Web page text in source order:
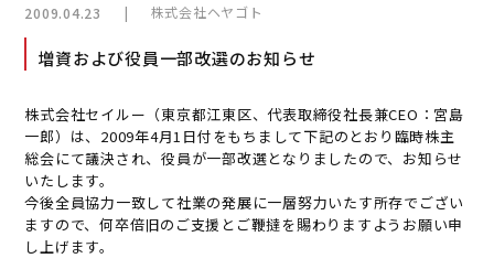
2009.04.23 | 株式会社ヘヤゴト
増資および役員一部改選のお知らせ
株式会社セイルー（東京都江東区、代表取締役社長兼CEO：宮島
一郎）は、2009年4月1日付をもちまして下記のとおり臨時株主
総会にて議決され、役員が一部改選となりましたので、お知らせ
いたします。
今後全員協力一致して社業の発展に一層努力いたす所存でござい
ますので、何卒倍旧のご支援とご鞭撻を賜わりますようお願い申
し上げます。